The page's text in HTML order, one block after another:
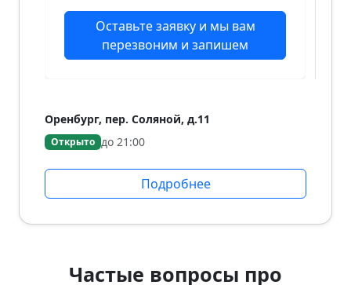
Оставьте заявку и мы вам
перезвоним и запишем
Оренбург, пер. Соляной, д.11
Открыто до 21:00
Подробнее
Частые вопросы про